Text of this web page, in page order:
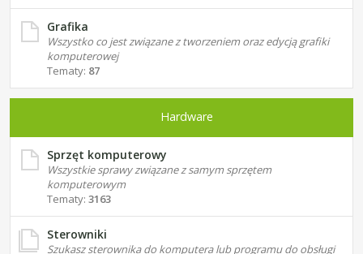
Grafika
Wszystko co jest związane z tworzeniem oraz edycją grafiki
komputerowej
Tematy: 87
Hardware
Sprzęt komputerowy
Wszystkie sprawy związane z samym sprzętem
komputerowym
Tematy: 3163
Sterowniki
Szukasz sterownika do komputera lub programu do obsługi